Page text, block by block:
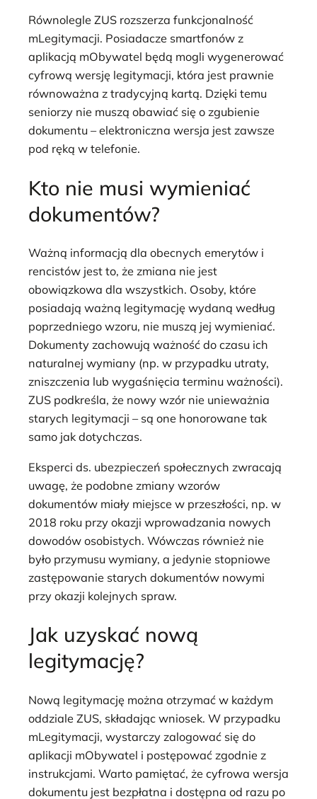
Równolegle ZUS rozszerza funkcjonalność
mLegitymacji. Posiadacze smartfonów z
aplikacją mObywatel będą mogli wygenerować
cyfrową wersję legitymacji, która jest prawnie
równoważna z tradycyjną kartą. Dzięki temu
seniorzy nie muszą obawiać się o zgubienie
dokumentu – elektroniczna wersja jest zawsze
pod ręką w telefonie.
Kto nie musi wymieniać
dokumentów?
Ważną informacją dla obecnych emerytów i
rencistów jest to, że zmiana nie jest
obowiązkowa dla wszystkich. Osoby, które
posiadają ważną legitymację wydaną według
poprzedniego wzoru, nie muszą jej wymieniać.
Dokumenty zachowują ważność do czasu ich
naturalnej wymiany (np. w przypadku utraty,
zniszczenia lub wygaśnięcia terminu ważności).
ZUS podkreśla, że nowy wzór nie unieważnia
starych legitymacji – są one honorowane tak
samo jak dotychczas.
Eksperci ds. ubezpieczeń społecznych zwracają
uwagę, że podobne zmiany wzorów
dokumentów miały miejsce w przeszłości, np. w
2018 roku przy okazji wprowadzania nowych
dowodów osobistych. Wówczas również nie
było przymusu wymiany, a jedynie stopniowe
zastępowanie starych dokumentów nowymi
przy okazji kolejnych spraw.
Jak uzyskać nową
legitymację?
Nową legitymację można otrzymać w każdym
oddziale ZUS, składając wniosek. W przypadku
mLegitymacji, wystarczy zalogować się do
aplikacji mObywatel i postępować zgodnie z
instrukcjami. Warto pamiętać, że cyfrowa wersja
dokumentu jest bezpłatna i dostępna od razu po